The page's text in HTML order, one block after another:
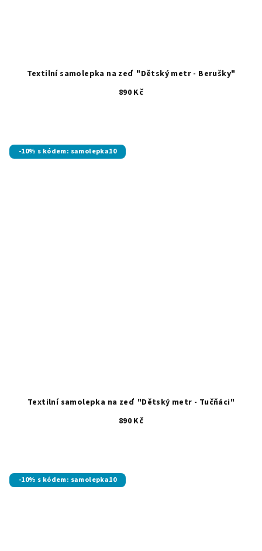
Textilní samolepka na zeď "Dětský metr - Berušky"
890 Kč
-10% s kódem: samolepka10
Textilní samolepka na zeď "Dětský metr - Tučňáci"
890 Kč
-10% s kódem: samolepka10